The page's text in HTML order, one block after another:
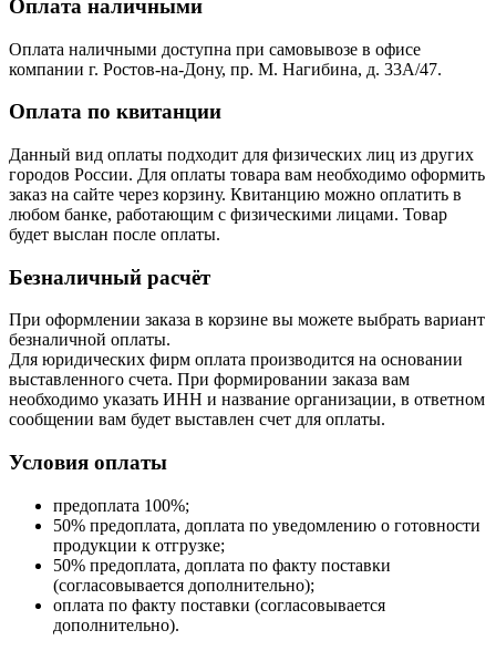
Оплата наличными
Оплата наличными доступна при самовывозе в офисе
компании г. Ростов-на-Дону, пр. М. Нагибина, д. 33А/47.
Оплата по квитанции
Данный вид оплаты подходит для физических лиц из других
городов России. Для оплаты товара вам необходимо оформить
заказ на сайте через корзину. Квитанцию можно оплатить в
любом банке, работающим с физическими лицами. Товар
будет выслан после оплаты.
Безналичный расчёт
При оформлении заказа в корзине вы можете выбрать вариант
безналичной оплаты.
Для юридических фирм оплата производится на основании
выставленного счета. При формировании заказа вам
необходимо указать ИНН и название организации, в ответном
сообщении вам будет выставлен счет для оплаты.
Условия оплаты
предоплата 100%;
50% предоплата, доплата по уведомлению о готовности
продукции к отгрузке;
50% предоплата, доплата по факту поставки
(согласовывается дополнительно);
оплата по факту поставки (согласовывается
дополнительно).